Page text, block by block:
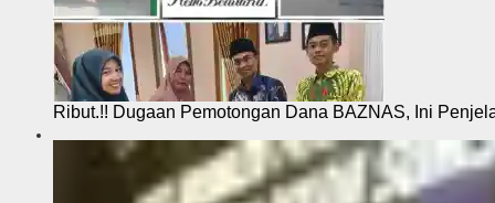
Ribut.!! Dugaan Pemotongan Dana BAZNAS, Ini